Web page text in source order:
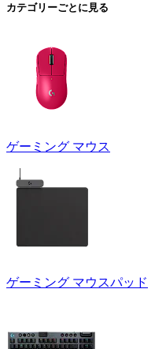
カテゴリーごとに見る
ゲーミング マウス
ゲーミング マウスパッド